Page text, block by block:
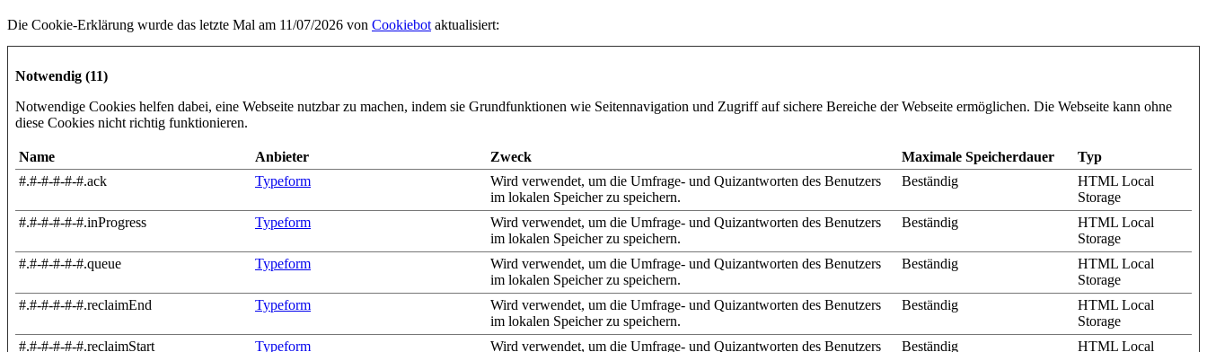
Die Cookie-Erklärung wurde das letzte Mal am 11/07/2026 von Cookiebot aktualisiert:
Notwendig (11)
Notwendige Cookies helfen dabei, eine Webseite nutzbar zu machen, indem sie Grundfunktionen wie Seitennavigation und Zugriff auf sichere Bereiche der Webseite ermöglichen. Die Webseite kann ohne
diese Cookies nicht richtig funktionieren.
Name Anbieter Zweck Maximale Speicherdauer
Typ
#.#-#-#-#-#.ack
Typeform
Wird verwendet, um die Umfrage- und Quizantworten des Benutzers
im lokalen Speicher zu speichern.
Beständig
HTML Local
Storage
#.#-#-#-#-#.inProgress
Typeform
Wird verwendet, um die Umfrage- und Quizantworten des Benutzers
im lokalen Speicher zu speichern.
Beständig
HTML Local
Storage
#.#-#-#-#-#.queue
Typeform
Wird verwendet, um die Umfrage- und Quizantworten des Benutzers
im lokalen Speicher zu speichern.
Beständig
HTML Local
Storage
#.#-#-#-#-#.reclaimEnd
Typeform
Wird verwendet, um die Umfrage- und Quizantworten des Benutzers
im lokalen Speicher zu speichern.
Beständig
HTML Local
Storage
#.#-#-#-#-#.reclaimStart
Typeform
Wird verwendet, um die Umfrage- und Quizantworten des Benutzers
Beständig
HTML Local